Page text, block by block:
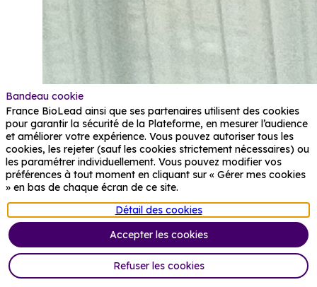
Bandeau cookie
France BioLead ainsi que ses partenaires utilisent des cookies
pour garantir la sécurité de la Plateforme, en mesurer l’audience
et améliorer votre expérience. Vous pouvez autoriser tous les
cookies, les rejeter (sauf les cookies strictement nécessaires) ou
les paramétrer individuellement. Vous pouvez modifier vos
préférences à tout moment en cliquant sur « Gérer mes cookies
» en bas de chaque écran de ce site.
Détail des cookies
Accepter les cookies
Refuser les cookies